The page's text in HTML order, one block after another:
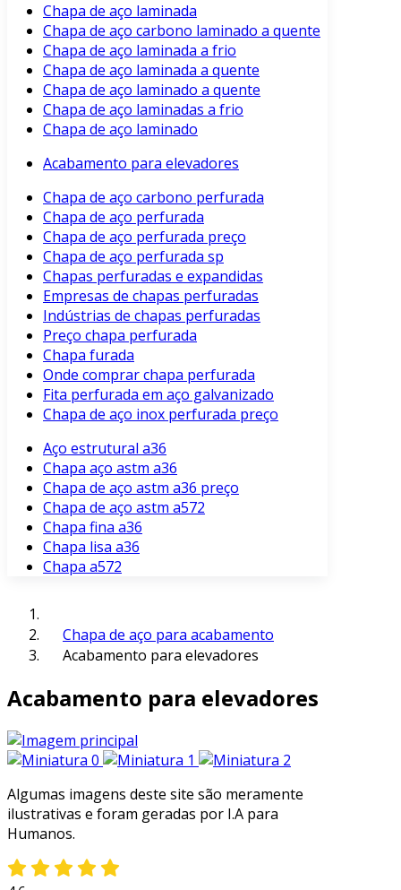
Chapa de aço laminada
Chapa de aço carbono laminado a quente
Chapa de aço laminada a frio
Chapa de aço laminada a quente
Chapa de aço laminado a quente
Chapa de aço laminadas a frio
Chapa de aço laminado
Acabamento para elevadores
Chapa de aço carbono perfurada
Chapa de aço perfurada
Chapa de aço perfurada preço
Chapa de aço perfurada sp
Chapas perfuradas e expandidas
Empresas de chapas perfuradas
Indústrias de chapas perfuradas
Preço chapa perfurada
Chapa furada
Onde comprar chapa perfurada
Fita perfurada em aço galvanizado
Chapa de aço inox perfurada preço
Aço estrutural a36
Chapa aço astm a36
Chapa de aço astm a36 preço
Chapa de aço astm a572
Chapa fina a36
Chapa lisa a36
Chapa a572
Chapa de aço para acabamento
Acabamento para elevadores
Acabamento para elevadores
Algumas imagens deste site são meramente
ilustrativas e foram geradas por I.A para
Humanos.